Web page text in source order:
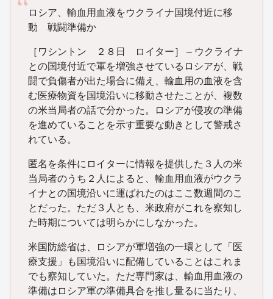
ロシア、輸血用血液をウクライナ国境付近に移
動 戦闘準備か
［ワシントン ２８日 ロイター］ – ウクライナ
との国境付近で軍を増強させているロシアが、戦
闘で負傷者が出た場合に備え、輸血用の血液を含
む医療物資を国境沿いに移動させたことが、複数
の米当局者の話で分かった。ロシアが侵攻の準備
を進めていることを示す重要な動きとして警戒さ
れている。
匿名を条件にロイターに情報を提供した３人の米
当局者のうち２人によると、輸血用血液がウクラ
イナとの国境沿いに運ばれたのはここ数週間のこ
とだった。ただ３人とも、米政府がこれを察知し
た時期については明らかにしなかった。
米国防総省は、ロシアが軍増強の一環として「医
療支援」も国境沿いに配備していることはこれま
でも察知していた。ただ専門家は、輸血用血液の
準備はロシア軍の準備具合を推し量るに当たり、